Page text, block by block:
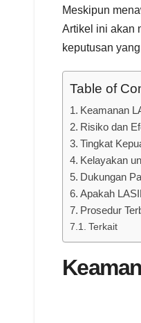
Meskipun
Artikel ini akan
keputusan
Table of
Keamanan
Risiko dan
Tingkat
Kelayakan
Dukungan
Apakah
Prosedur
Terkait